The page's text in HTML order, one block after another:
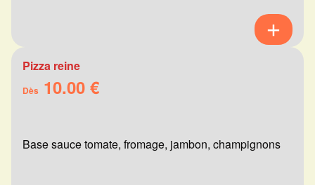
Pizza reine
Dès 10.00 €
Base sauce tomate, fromage, jambon, champignons